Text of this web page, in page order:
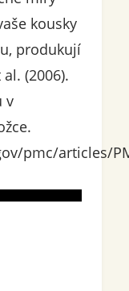
kousky
produkují
(2006).
v
pmc/articles/